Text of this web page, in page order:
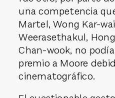
una competencia
Martel, Wong Kar-
Weerasethakul,
Chan-wook, no
premio a Moore
cinematográfico.